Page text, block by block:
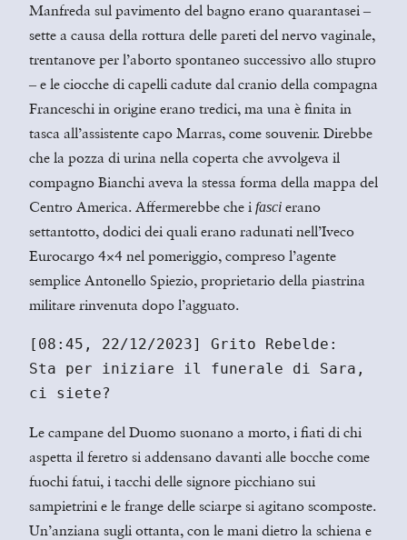
Manfreda sul pavimento del bagno erano quarantasei –
sette a causa della rottura delle pareti del nervo vaginale,
trentanove per l’aborto spontaneo successivo allo stupro
– e le ciocche di capelli cadute dal cranio della compagna
Franceschi in origine erano tredici, ma una è finita in
tasca all’assistente capo Marras, come souvenir. Direbbe
che la pozza di urina nella coperta che avvolgeva il
compagno Bianchi aveva la stessa forma della mappa del
Centro America. Affermerebbe che i fasci erano
settantotto, dodici dei quali erano radunati nell’Iveco
Eurocargo 4×4 nel pomeriggio, compreso l’agente
semplice Antonello Spiezio, proprietario della piastrina
militare rinvenuta dopo l’agguato.
[08:45, 22/12/2023] Grito Rebelde:
Sta per iniziare il funerale di Sara,
ci siete?
Le campane del Duomo suonano a morto, i fiati di chi
aspetta il feretro si addensano davanti alle bocche come
fuochi fatui, i tacchi delle signore picchiano sui
sampietrini e le frange delle sciarpe si agitano scomposte.
Un’anziana sugli ottanta, con le mani dietro la schiena e